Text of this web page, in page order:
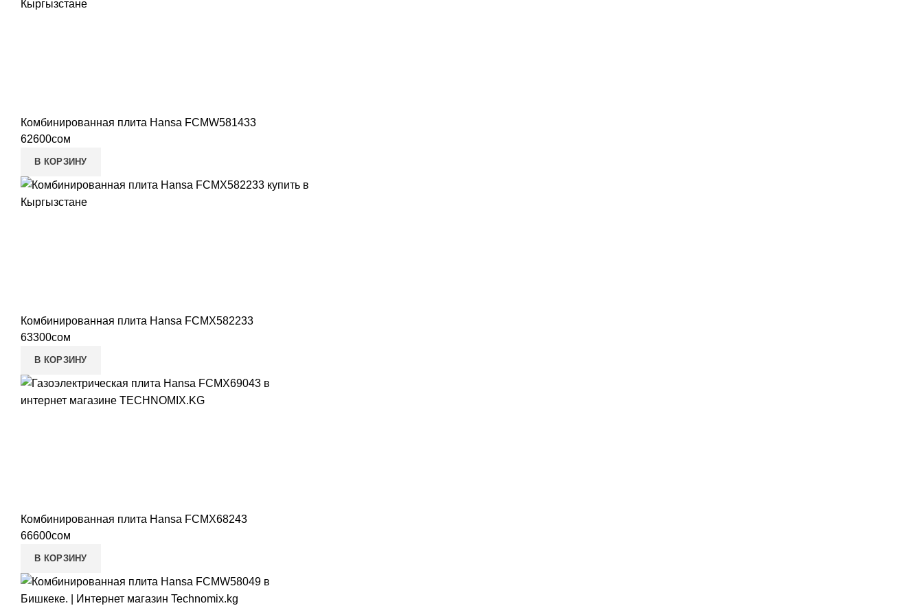
Комбинированная плита Hansa FCMW581433
62600сом
В КОРЗИНУ
Комбинированная плита Hansa FCMX582233
63300сом
В КОРЗИНУ
Комбинированная плита Hansa FCMX68243
66600сом
В КОРЗИНУ